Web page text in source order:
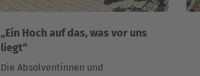
„Ein Hoch auf das, was vor uns
liegt“
Die Absolventinnen und